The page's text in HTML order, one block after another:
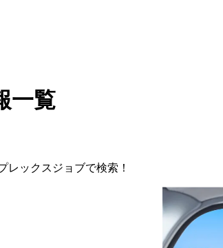
一覧
レックスジョブで検索！